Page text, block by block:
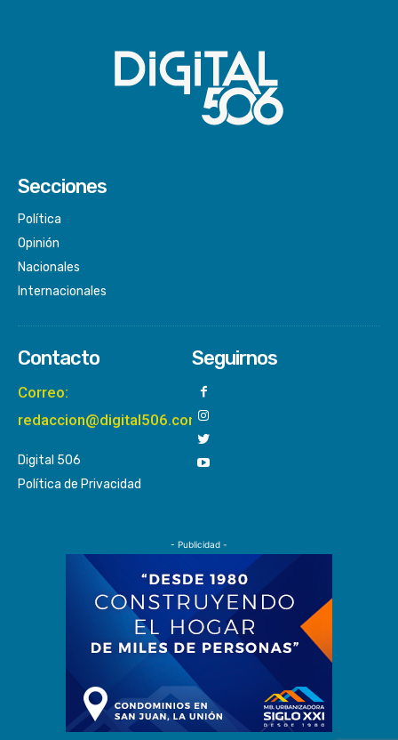
Secciones
Política
Opinión
Nacionales
Internacionales
Contacto
Correo:
redaccion@digital506.com
Digital 506
Política de Privacidad
Seguirnos
- Publicidad -